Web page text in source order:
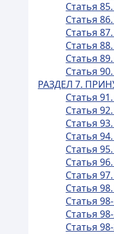
Статья
Статья
Статья
Статья
Статья
Статья
РАЗДЕЛ 7.
Статья
Статья
Статья
Статья
Статья
Статья
Статья
Статья
Статья
Статья
Статья